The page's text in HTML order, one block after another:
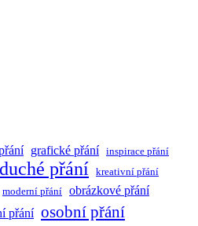
grafické přání inspirace přání
přání kreativní přání
moderní přání obrázkové přání
přání osobní přání